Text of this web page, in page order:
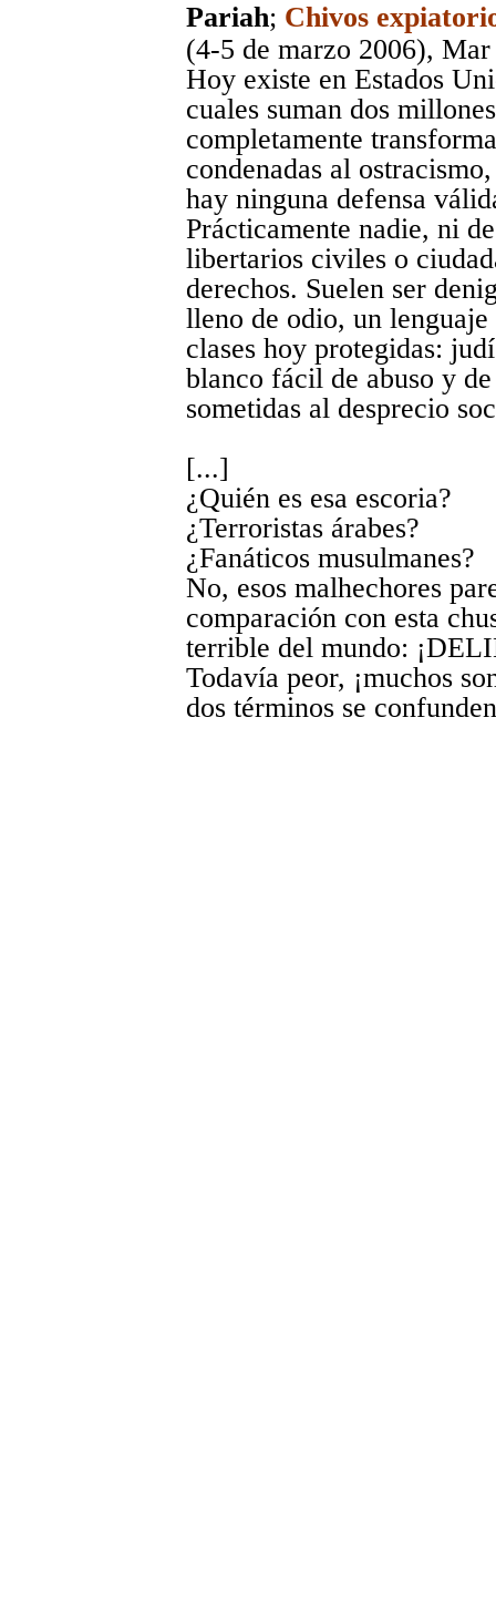
Pariah; Chivos
(4-5 de marzo 2006), Mar
Hoy existe en Estados
cuales suman dos
completamente
condenadas al
hay ninguna defensa
Prácticamente nadie, ni
libertarios civiles o
derechos. Suelen ser
lleno de odio, un
clases hoy protegidas:
blanco fácil de abuso y
sometidas al desprecio
[...]
¿Quién es esa escoria?
¿Terroristas árabes?
¿Fanáticos musulmanes?
No, esos malhechores
comparación con esta
terrible del mundo:
Todavía peor, ¡muchos
dos términos se